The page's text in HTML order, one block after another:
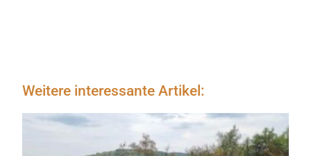
Weitere interessante Artikel: